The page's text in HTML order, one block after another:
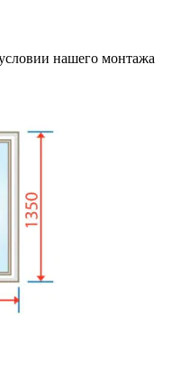
нашего монтажа